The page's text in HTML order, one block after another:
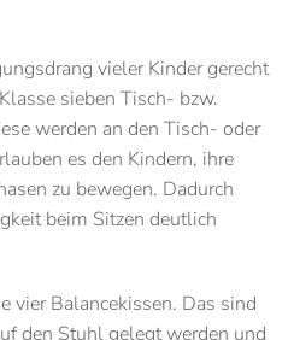
vieler Kinder gerecht
sieben Tisch- bzw.
werden an den Tisch- oder
es den Kindern, ihre
zu bewegen. Dadurch
beim Sitzen deutlich
vierBalancekissen. Das sind
den Stuhl gelegt werden und